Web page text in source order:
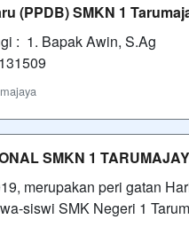
(PPDB) SMKN 1
: 1. Bapak Awin,
SMKN 1
merupakan peri gatan
siswi SMK Negeri 1